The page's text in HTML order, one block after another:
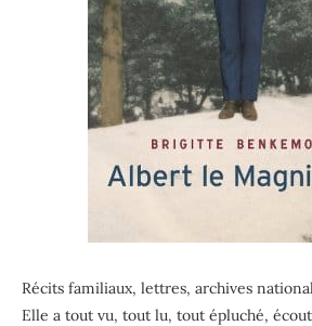
Récits familiaux, lettres, archives
Elle a tout vu, tout lu, tout épluché,